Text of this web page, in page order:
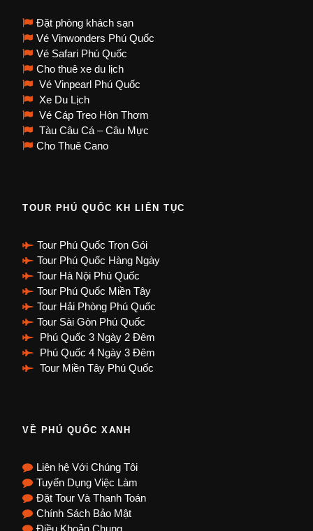
Đặt phòng khách sạn
Vé Vinwonders Phú Quốc
Vé Safari Phú Quốc
Cho thuê xe du lịch
Vé Vinpearl Phú Quốc
Xe Du Lịch
Vé Cáp Treo Hòn Thơm
Tàu Câu Cá – Câu Mực
Cho Thuê Cano
TOUR PHÚ QUỐC KH LIÊN TỤC
Tour Phú Quốc Trọn Gói
Tour Phú Quốc Hàng Ngày
Tour Hà Nội Phú Quốc
Tour Phú Quốc Miền Tây
Tour Hải Phòng Phú Quốc
Tour Sài Gòn Phú Quốc
Phú Quốc 3 Ngày 2 Đêm
Phú Quốc 4 Ngày 3 Đêm
Tour Miền Tây Phú Quốc
VỀ PHÚ QUỐC XANH
Liên hệ Với Chúng Tôi
Tuyển Dụng Việc Làm
Đặt Tour Và Thanh Toán
Chính Sách Bảo Mật
Điều Khoản Chung